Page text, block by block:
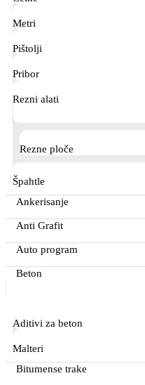
Metri
Pištolji
Pribor
Rezni alati
Rezne ploče
Špahtle
Ankerisanje
Anti Grafit
Auto program
Beton
Aditivi za beton
Malteri
Bitumense trake